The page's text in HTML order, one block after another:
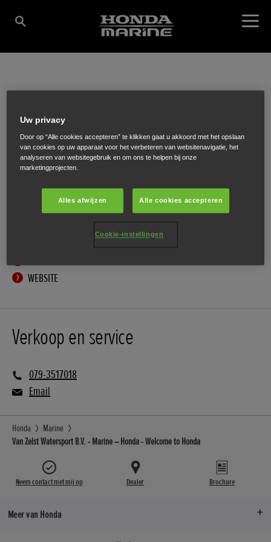
VAN ZELST
WATERSPORT B.V.
Voorweg 161,Zoetermeer,2716 NJ
ONTVANG EEN ROUTEBESCHRIJVING
WEBSITE
Verkoop en service
079-3517018
Email
Honda
Marine
Van Zelst Watersport B.V. - Marine – Honda - Welcome to Honda
Neem contact met mij op Dealer Brochure
Meer van Honda
Uw privacy
Door op “Alle cookies accepteren” te klikken gaat u akkoord met het opslaan
van cookies op uw apparaat voor het verbeteren van websitenavigatie, het
analyseren van websitegebruik en om ons te helpen bij onze
marketingprojecten.
Alles afwijzen Alle cookies accepteren
Cookie-instellingen